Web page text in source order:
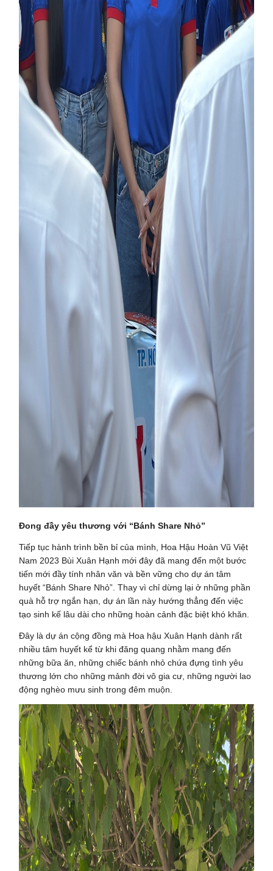
Đong đầy yêu thương với “Bánh Share Nhỏ”
Tiếp tục hành trình bền bỉ của mình, Hoa Hậu Hoàn Vũ Việt
Nam 2023 Bùi Xuân Hạnh mới đây đã mang đến một bước
tiến mới đầy tính nhân văn và bền vững cho dự án tâm
huyết “Bánh Share Nhỏ”. Thay vì chỉ dừng lại ở những phần
quà hỗ trợ ngắn hạn, dự án lần này hướng thẳng đến việc
tạo sinh kế lâu dài cho những hoàn cảnh đặc biệt khó khăn.
Đây là dự án cộng đồng mà Hoa hậu Xuân Hạnh dành rất
nhiều tâm huyết kể từ khi đăng quang nhằm mang đến
những bữa ăn, những chiếc bánh nhỏ chứa đựng tình yêu
thương lớn cho những mảnh đời vô gia cư, những người lao
động nghèo mưu sinh trong đêm muộn.